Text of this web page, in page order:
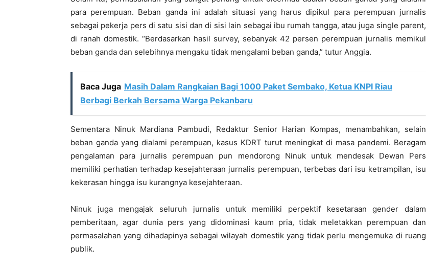
para perempuan. Beban ganda ini adalah situasi yang harus dipikul para perempuan jurnalis
sebagai pekerja pers di satu sisi dan di sisi lain sebagai ibu rumah tangga, atau juga single parent,
di ranah domestik. “Berdasarkan hasil survey, sebanyak 42 persen perempuan jurnalis memikul
beban ganda dan selebihnya mengaku tidak mengalami beban ganda,” tutur Anggia.
Baca Juga Masih Dalam Rangkaian Bagi 1000 Paket Sembako, Ketua KNPI Riau
Berbagi Berkah Bersama Warga Pekanbaru
Sementara Ninuk Mardiana Pambudi, Redaktur Senior Harian Kompas, menambahkan, selain
beban ganda yang dialami perempuan, kasus KDRT turut meningkat di masa pandemi. Beragam
pengalaman para jurnalis perempuan pun mendorong Ninuk untuk mendesak Dewan Pers
memiliki perhatian terhadap kesejahteraan jurnalis perempuan, terbebas dari isu ketrampilan, isu
kekerasan hingga isu kurangnya kesejahteraan.
Ninuk juga mengajak seluruh jurnalis untuk memiliki perpektif kesetaraan gender dalam
pemberitaan, agar dunia pers yang didominasi kaum pria, tidak meletakkan perempuan dan
permasalahan yang dihadapinya sebagai wilayah domestik yang tidak perlu mengemuka di ruang
publik.